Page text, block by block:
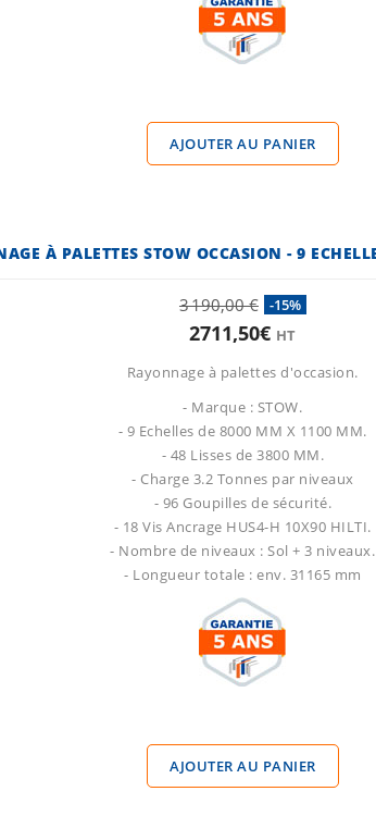
AJOUTER AU PANIER
3 190,00 € -15%
2711,50€ HT
Rayonnage à palettes d'occasion.
- Marque : STOW.
- 9 Echelles de 8000 MM X 1100 MM.
- 48 Lisses de 3800 MM.
- Charge 3.2 Tonnes par niveaux
- 96 Goupilles de sécurité.
- 18 Vis Ancrage HUS4-H 10X90 HILTI.
- Nombre de niveaux : Sol + 3 niveaux.
- Longueur totale : env. 31165 mm
AJOUTER AU PANIER